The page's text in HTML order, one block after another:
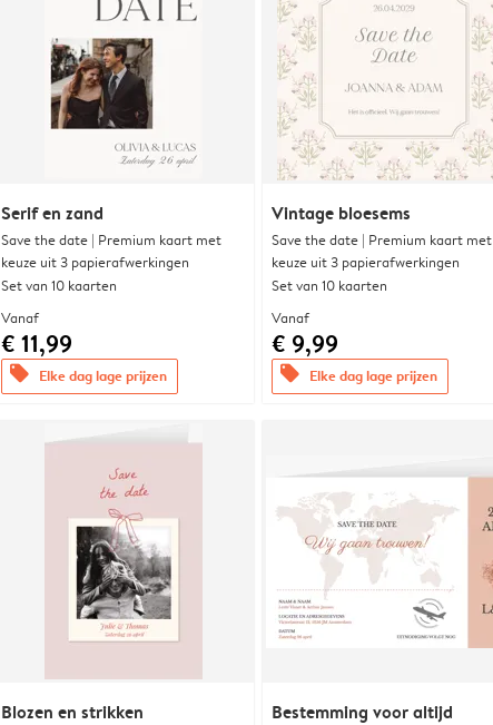
Serif en zand
Save the date | Premium kaart met
keuze uit 3 papierafwerkingen
Set van 10 kaarten
Vanaf
€ 11,99
offers Elke dag lage prijzen
Vintage bloesems
Save the date | Premium kaart met
keuze uit 3 papierafwerkingen
Set van 10 kaarten
Vanaf
€ 9,99
offers Elke dag lage prijzen
Blozen en strikken Bestemming voor altijd